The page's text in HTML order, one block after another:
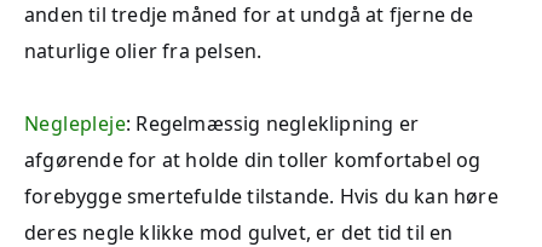
anden til tredje måned for at undgå at fjerne de
naturlige olier fra pelsen.
Neglepleje: Regelmæssig negleklipning er
afgørende for at holde din toller komfortabel og
forebygge smertefulde tilstande. Hvis du kan høre
deres negle klikke mod gulvet, er det tid til en